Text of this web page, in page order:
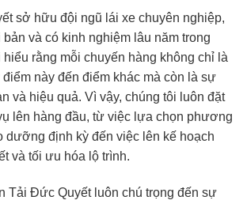
sở hữu đội ngũ lái xe chuyên nghiệp,
và có kinh nghiệm lâu năm trong
hiểu rằng mỗi chuyến hàng không chỉ là
này đến điểm khác mà còn là sự
và hiệu quả. Vì vậy, chúng tôi luôn đặt
lên hàng đầu, từ việc lựa chọn phương
dưỡng định kỳ đến việc lên kế hoạch
và tối ưu hóa lộ trình.
Tải Đức Quyết luôn chú trọng đến sự